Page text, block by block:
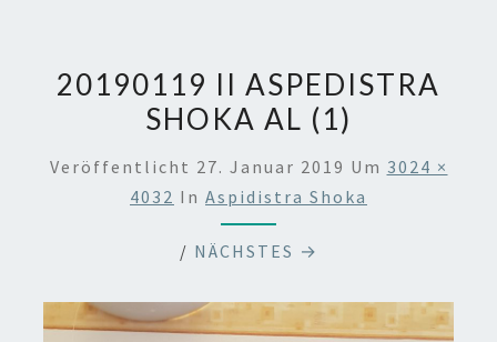
20190119 II ASPEDISTRA
SHOKA AL (1)
Veröffentlicht 27. Januar 2019 Um 3024 ×
4032 In Aspidistra Shoka
/ NÄCHSTES →